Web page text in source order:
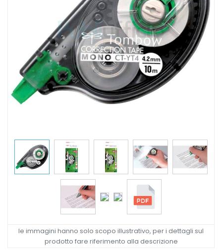
le immagini hanno solo scopo illustrativo, per i dettagli sul
prodotto fare riferimento alla descrizione